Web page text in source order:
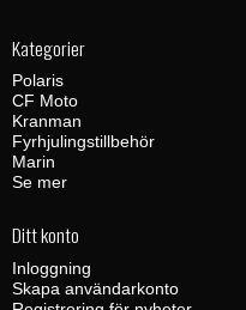
Kategorier
Polaris
CF Moto
Kranman
Fyrhjulingstillbehör
Marin
Se mer
Ditt konto
Inloggning
Skapa användarkonto